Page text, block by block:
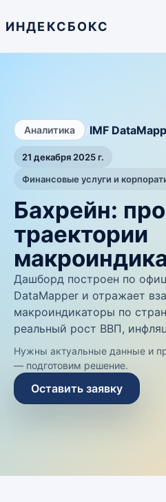
ИНДЕКСБОКС
Аналитика IMF
21 декабря 2025 г.
Финансовые услуги и
Бахрейн:
траектории
Дашборд построен по
DataMapper и отражает
макроиндикаторы по
реальный рост ВВП,
Нужны актуальные данные и
— подготовим решение.
Оставить заявку